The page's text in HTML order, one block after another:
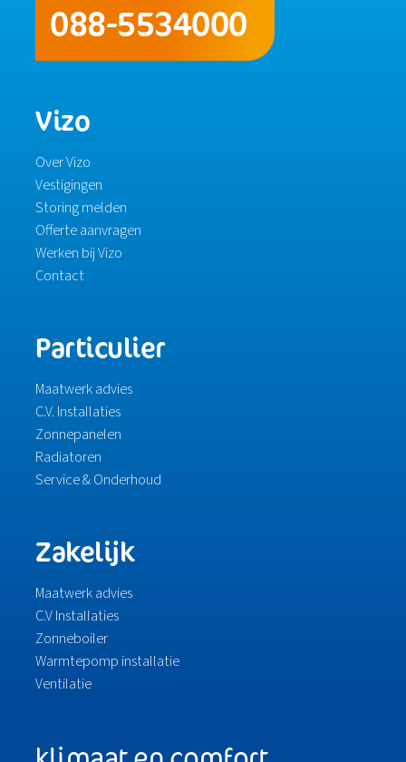
088-5534000
Vizo
Over Vizo
Vestigingen
Storing melden
Offerte aanvragen
Werken bij Vizo
Contact
Particulier
Maatwerk advies
C.V. Installaties
Zonnepanelen
Radiatoren
Service & Onderhoud
Zakelijk
Maatwerk advies
C.V Installaties
Zonneboiler
Warmtepomp installatie
Ventilatie